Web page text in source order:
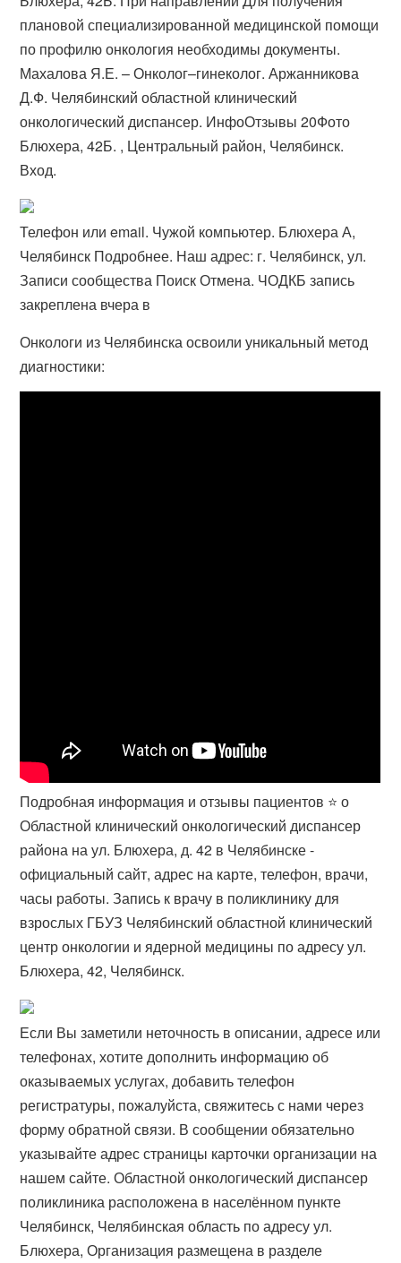
плановой специализированной медицинской помощи
по профилю онкология необходимы документы.
Махалова Я.Е. – Онколог–гинеколог. Аржанникова
Д.Ф. Челябинский областной клинический
онкологический диспансер. Инфо​Отзывы 20Фото
Блюхера, 42Б. , Центральный район, Челябинск.
Вход.
Телефон или email. Чужой компьютер. Блюхера А,
Челябинск Подробнее. Наш адрес: г. Челябинск, ул.
Записи сообщества Поиск Отмена. ЧОДКБ запись
закреплена вчера в
Онкологи из Челябинска освоили уникальный метод
диагностики:
Подробная информация и отзывы пациентов ⭐️ о
Областной клинический онкологический диспансер
района на ул. Блюхера, д. 42 в Челябинске -
официальный сайт, адрес на карте, телефон, врачи,
часы работы. Запись к врачу в поликлинику для
взрослых ГБУЗ Челябинский областной клинический
центр онкологии и ядерной медицины по адресу ул.
Блюхера, 42, Челябинск.
Если Вы заметили неточность в описании, адресе или
телефонах, хотите дополнить информацию об
оказываемых услугах, добавить телефон
регистратуры, пожалуйста, свяжитесь с нами через
форму обратной связи. В сообщении обязательно
указывайте адрес страницы карточки организации на
нашем сайте. Областной онкологический диспансер
поликлиника расположена в населённом пункте
Челябинск, Челябинская область по адресу ул.
Блюхера, Организация размещена в разделе